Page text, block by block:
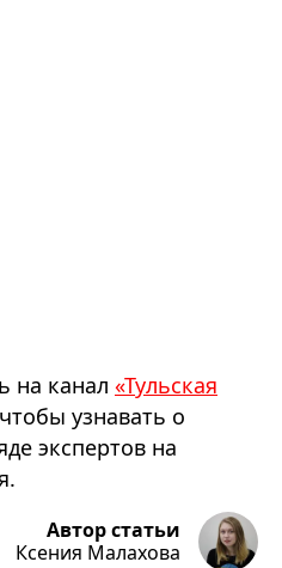
на канал «Тульская
узнавать о
экспертов на
Автор статьи
Ксения Малахова